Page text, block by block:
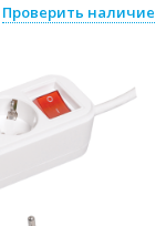
Проверить наличие